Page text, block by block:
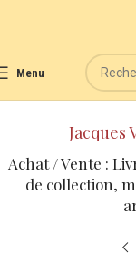
Menu
Jacques
Achat / Vente :
de collection,